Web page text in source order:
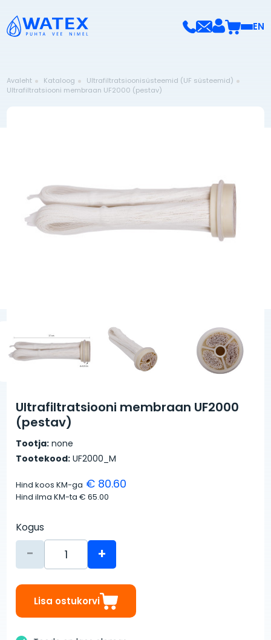
EN
Avaleht Kataloog
Ultrafiltratsioonisüsteemid (UF süsteemid)
Ultrafiltratsiooni membraan UF2000 (pestav)
Ultrafiltratsiooni membraan UF2000
(pestav)
Tootja: none
Tootekood: UF2000_M
Hind koos KM-ga € 80.60
Hind ilma KM-ta€ 65.00
Kogus
- +
Lisa ostukorvi